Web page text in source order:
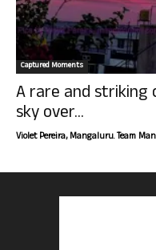
Captured Moments
A rare and striking
sky over...
Violet Pereira, Mangaluru. Team